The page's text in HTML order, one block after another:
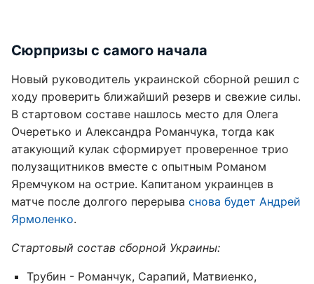
Сюрпризы с самого начала
Новый руководитель украинской сборной решил с
ходу проверить ближайший резерв и свежие силы.
В стартовом составе нашлось место для Олега
Очеретько и Александра Романчука, тогда как
атакующий кулак сформирует проверенное трио
полузащитников вместе с опытным Романом
Яремчуком на острие. Капитаном украинцев в
матче после долгого перерыва снова будет Андрей
Ярмоленко.
Стартовый состав сборной Украины:
Трубин - Романчук, Сарапий, Матвиенко,